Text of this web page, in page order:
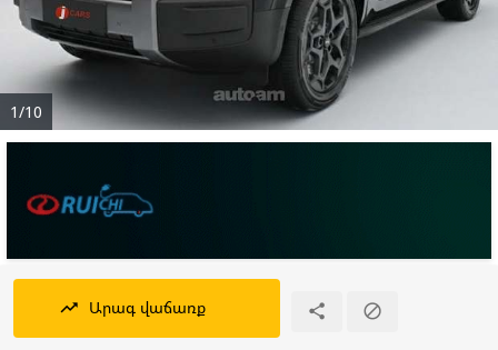
1/10
trending_up Արագ վաճառք  